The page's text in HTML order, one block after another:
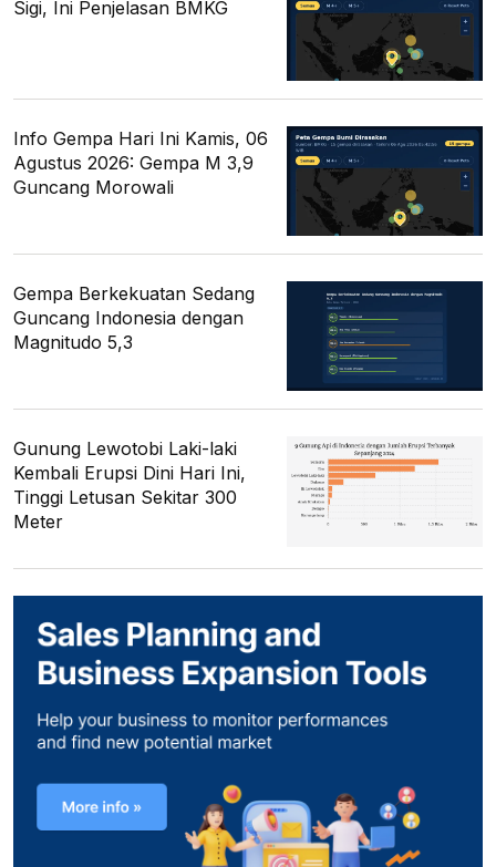
Sigi, Ini Penjelasan BMKG
Info Gempa Hari Ini Kamis, 06
Agustus 2026: Gempa M 3,9
Guncang Morowali
Gempa Berkekuatan Sedang
Guncang Indonesia dengan
Magnitudo 5,3
Gunung Lewotobi Laki-laki
Kembali Erupsi Dini Hari Ini,
Tinggi Letusan Sekitar 300
Meter